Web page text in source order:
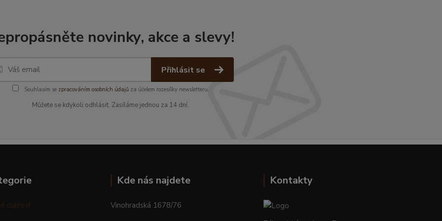
novinky, akce a slevy!
Přihlásit se
Souhlasím se zpracováním osobních údajůza účelem rozesílky newsletteru.
Můžete se kdykoli odhlásit. Zasíláme jednou za 14 dní.
cukroví
Kde nás najdete
Vinohradská 1678/76
Kontakty